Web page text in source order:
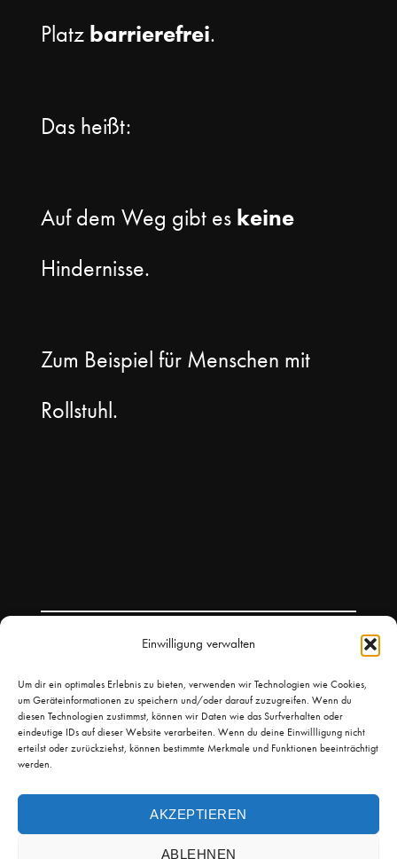
Einwilligung verwalten
Um dir ein optimales Erlebnis zu bieten, verwenden wir Technologien wie Cookies,
um Geräteinformationen zu speichern und/oder darauf zuzugreifen. Wenn du
diesen Technologien zustimmst, können wir Daten wie das Surfverhalten oder
eindeutige IDs auf dieser Website verarbeiten. Wenn du deine Einwillligung nicht
erteilst oder zurückziehst, können bestimmte Merkmale und Funktionen beeinträchtigt
werden.
AKZEPTIEREN
ABLEHNEN
Platz barrierefrei.
Das heißt:
Auf dem Weg gibt es keine
Hindernisse.
Zum Beispiel für Menschen mit
Rollstuhl.